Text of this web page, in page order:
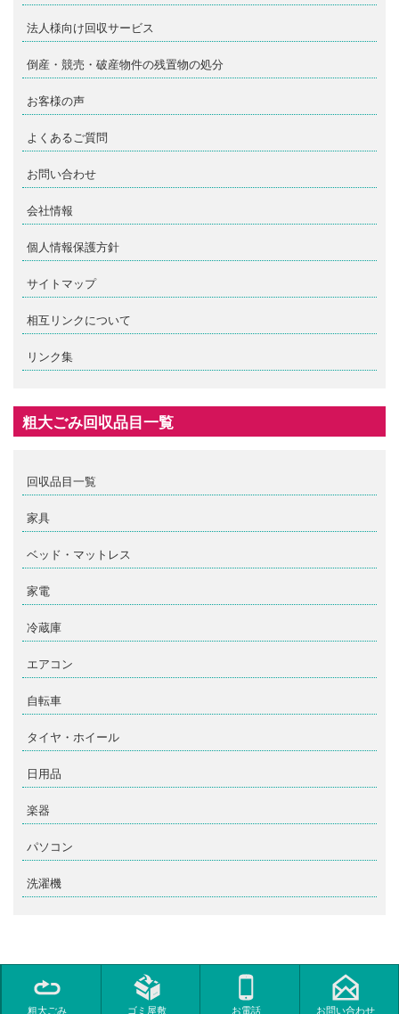
法人様向け回収サービス
倒産・競売・破産物件の残置物の処分
お客様の声
よくあるご質問
お問い合わせ
会社情報
個人情報保護方針
サイトマップ
相互リンクについて
リンク集
粗大ごみ回収品目一覧
回収品目一覧
家具
ベッド・マットレス
家電
冷蔵庫
エアコン
自転車
タイヤ・ホイール
日用品
楽器
パソコン
洗濯機
大分でゴミ屋敷片付け・粗大ごみ回収なら大分クリーンセンター All Rights Reserved
粗大ごみ ゴミ屋敷 お電話 お問い合わせ